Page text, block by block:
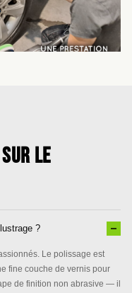
sur le
?
Le polissage est
fine couche de vernis pour
de finition non abrasive — il